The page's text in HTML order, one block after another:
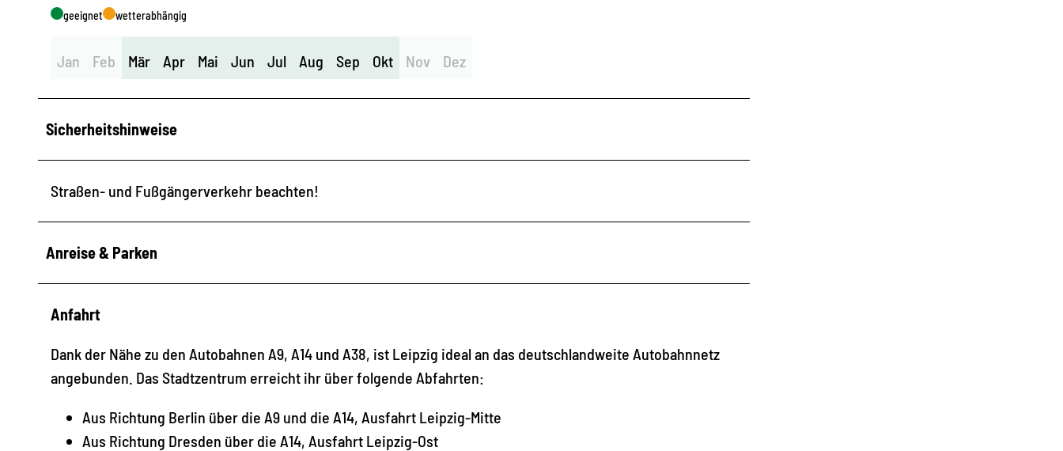
geeignet wetterabhängig
Jan Feb Mär Apr Mai Jun Jul Aug Sep Okt Nov Dez
Sicherheitshinweise
Straßen- und Fußgängerverkehr beachten!
Anreise & Parken
Anfahrt
Dank der Nähe zu den Autobahnen A9, A14 und A38, ist Leipzig ideal an das deutschlandweite Autobahnnetz
angebunden. Das Stadtzentrum erreicht ihr über folgende Abfahrten:
Aus Richtung Berlin über die A9 und die A14, Ausfahrt Leipzig-Mitte
Aus Richtung Dresden über die A14, Ausfahrt Leipzig-Ost